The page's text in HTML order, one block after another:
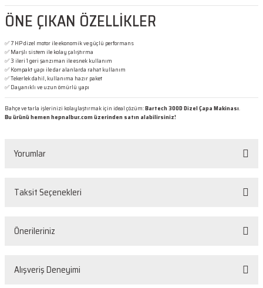
ÖNE ÇIKAN ÖZELLİKLER
✅ 7 HP dizel motor ile ekonomik ve güçlü performans
✅ Marşlı sistem ile kolay çalıştırma
✅ 3 ileri 1 geri şanzıman ile esnek kullanım
✅ Kompakt yapı ile dar alanlarda rahat kullanım
✅ Tekerlek dahil, kullanıma hazır paket
✅ Dayanıklı ve uzun ömürlü yapı
Bahçe ve tarla işlerinizi kolaylaştırmak için ideal çözüm:Bartech 300D Dizel Çapa Makinası.
Bu ürünü hemen hepnalbur.com üzerinden satın alabilirsiniz!
Yorumlar
Taksit Seçenekleri
Önerileriniz
Bu ürünün fiyat bilgisi, resim, ürün açıklamalarında ve diğer konularda
Alışveriş Deneyimi